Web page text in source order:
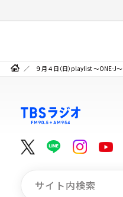
９月４日（日）playlist ～ONE-J～